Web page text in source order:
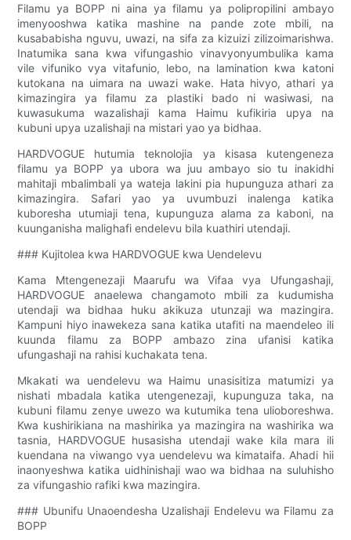
Filamu ya BOPP ni aina ya filamu ya polipropilini ambayo
imenyooshwa katika mashine na pande zote mbili, na
kusababisha nguvu, uwazi, na sifa za kizuizi zilizoimarishwa.
Inatumika sana kwa vifungashio vinavyonyumbulika kama
vile vifuniko vya vitafunio, lebo, na lamination kwa katoni
kutokana na uimara na uwazi wake. Hata hivyo, athari ya
kimazingira ya filamu za plastiki bado ni wasiwasi, na
kuwasukuma wazalishaji kama Haimu kufikiria upya na
kubuni upya uzalishaji na mistari yao ya bidhaa.
HARDVOGUE hutumia teknolojia ya kisasa kutengeneza
filamu ya BOPP ya ubora wa juu ambayo sio tu inakidhi
mahitaji mbalimbali ya wateja lakini pia hupunguza athari za
kimazingira. Safari yao ya uvumbuzi inalenga katika
kuboresha utumiaji tena, kupunguza alama za kaboni, na
kuunganisha malighafi endelevu bila kuathiri utendaji.
### Kujitolea kwa HARDVOGUE kwa Uendelevu
Kama Mtengenezaji Maarufu wa Vifaa vya Ufungashaji,
HARDVOGUE anaelewa changamoto mbili za kudumisha
utendaji wa bidhaa huku akikuza utunzaji wa mazingira.
Kampuni hiyo inawekeza sana katika utafiti na maendeleo ili
kuunda filamu za BOPP ambazo zina ufanisi katika
ufungashaji na rahisi kuchakata tena.
Mkakati wa uendelevu wa Haimu unasisitiza matumizi ya
nishati mbadala katika utengenezaji, kupunguza taka, na
kubuni filamu zenye uwezo wa kutumika tena ulioboreshwa.
Kwa kushirikiana na mashirika ya mazingira na washirika wa
tasnia, HARDVOGUE husasisha utendaji wake kila mara ili
kuendana na viwango vya uendelevu wa kimataifa. Ahadi hii
inaonyeshwa katika uidhinishaji wao wa bidhaa na suluhisho
za vifungashio rafiki kwa mazingira.
### Ubunifu Unaoendesha Uzalishaji Endelevu wa Filamu za
BOPP